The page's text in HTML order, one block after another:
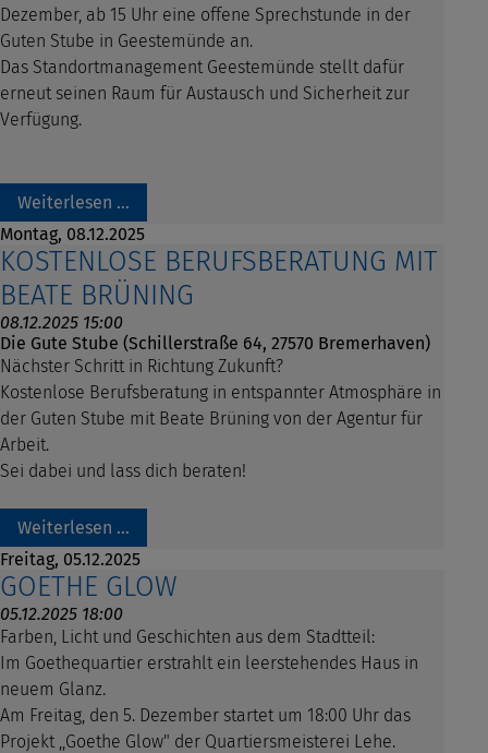
Dezember, ab 15 Uhr eine offene Sprechstunde in der
Guten Stube in Geestemünde an.
Das Standortmanagement Geestemünde stellt dafür
erneut seinen Raum für Austausch und Sicherheit zur
Verfügung.
Weiterlesen …
Montag, 08.12.2025
KOSTENLOSE BERUFSBERATUNG MIT
BEATE BRÜNING
08.12.2025 15:00
Die Gute Stube (Schillerstraße 64, 27570 Bremerhaven)
Nächster Schritt in Richtung Zukunft?
Kostenlose Berufsberatung in entspannter Atmosphäre in
der Guten Stube mit Beate Brüning von der Agentur für
Arbeit.
Sei dabei und lass dich beraten!
Weiterlesen …
Freitag, 05.12.2025
GOETHE GLOW
05.12.2025 18:00
Farben, Licht und Geschichten aus dem Stadtteil:
Im Goethequartier erstrahlt ein leerstehendes Haus in
neuem Glanz.
Am Freitag, den 5. Dezember startet um 18:00 Uhr das
Projekt ,,Goethe Glow" der Quartiersmeisterei Lehe.